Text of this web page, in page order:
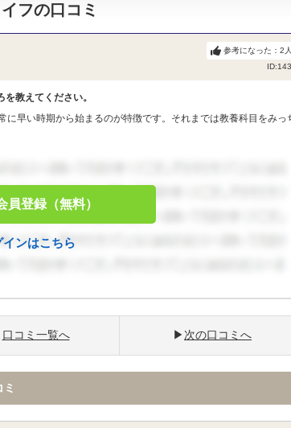
フの口コミ
参考になった： 2 人
教えてください。
に早い時期から始まるのが特徴です。それまでは教養科目をみっ
員登録（無料）
インはこちら
口コミ一覧へ 次の口コミへ